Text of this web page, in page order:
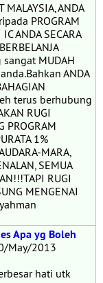
MALAYSIA, ANDA
PROGRAM
ANDA SECARA
MUDAH
ANDA
terus berhubung
RUGI
PROGRAM
1%
MARA,
SEMUA
RUGI
MENGENAI
Apa yg Boleh
May/2013
hati utk